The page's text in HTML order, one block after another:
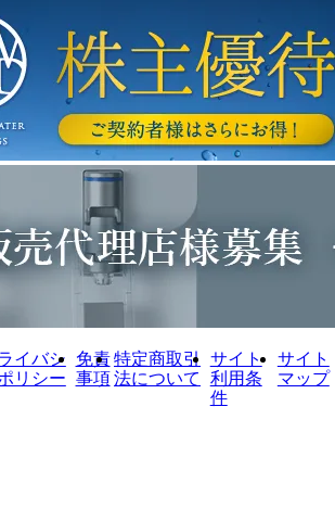
イバシ
リシー
免責
事項
特定商取引
法について
サイト
利用条
件
サイト
マップ